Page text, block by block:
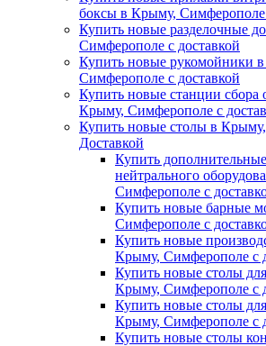
боксы в Крыму, Симферополе
Купить новые разделочные
Симферополе с доставкой
Купить новые рукомойники
Симферополе с доставкой
Купить новые станции сбора
Крыму, Симферополе с
Купить новые столы в
Доставкой
Купить
нейтрального
Симферополе с
Купить новые барные
Симферополе с
Купить новые
Крыму, Симферополе с
Купить новые столы
Крыму, Симферополе с
Купить новые столы
Крыму, Симферополе с
Купить новые столы